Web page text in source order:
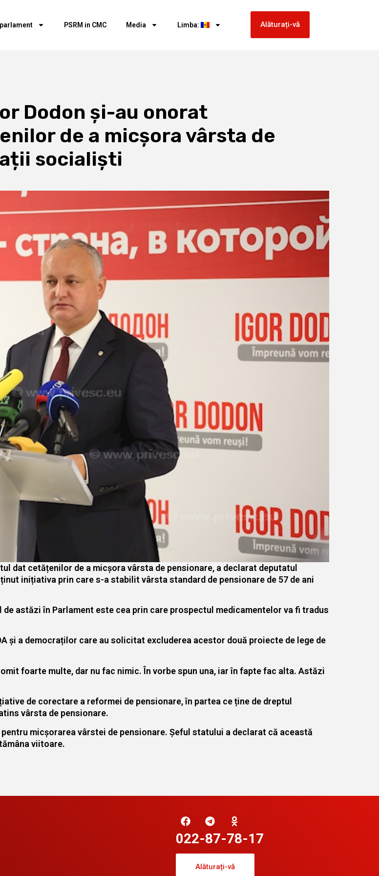
PSRM in CMC Media Limba: Alăturați-vă
Dodon și-au onorat
de a micșora vârsta de
socialiști
dat cetățenilor de a micșora vârsta de pensionare, a declarat deputatul
inițiativa prin care s-a stabilit vârsta standard de pensionare de 57 de ani
astăzi în Parlament este cea prin care prospectul medicamentelor va fi tradus
și a democraților care au solicitat excluderea acestor două proiecte de lege de
foarte multe, dar nu fac nimic. În vorbe spun una, iar în fapte fac alta. Astăzi
de corectare a reformei de pensionare, în partea ce ține de dreptul
vârsta de pensionare.
micșorarea vârstei de pensionare. Șeful statului a declarat că această
viitoare.
022-87-78-17
Alăturați-vă